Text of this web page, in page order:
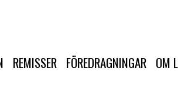
REMISSER FÖREDRAGNINGAR OM